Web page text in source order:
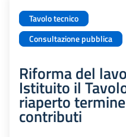
Tavolo tecnico
Consultazione pubblica
Riforma del
Istituito il
riaperto
contributi